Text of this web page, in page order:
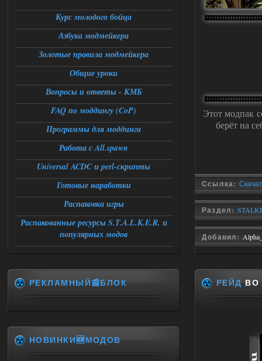
Этот модпак
берёт на
Ссылка:
Раздел:
Добавил:
РЕЙД ВО
DEDULYA-1967
Доступно только для пользователей
Ответить ➤
06.08.2026
Universal Teleport v2.0
Stalker-Mods-Clan-su
Доступно только для пользователей
Ответить ➤
06.08.2026
Universal Teleport v2.0
DEDULYA-1967
Поставил на чистый сталкер
10006, сразу
вылет [error]Arguments :
Спавнер + Правки + Античит - Dead
City Final
Доступно только для пользователей
Курс молодого бойца
Азбука модмейкера
Золотые правила модмейкера
Общие уроки
Вопросы и ответы - КМБ
FAQ по моддингу (CoP)
Программы для моддинга
Работа с All.spawn
Universal ACDC и perl-скрипты
Готовые наработки
Распаковка игры
Распакованные ресурсы S.T.A.L.K.E.R. и
популярных модов
РЕКЛАМНЫЙ📰БЛОК
НОВИНКИ🆕МОДОВ